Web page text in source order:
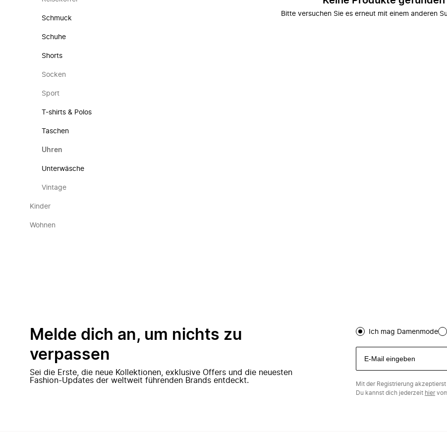
Schmuck
Schuhe
Shorts
Socken
Sport
T-shirts & Polos
Taschen
Uhren
Unterwäsche
Vintage
Kinder
Wohnen
Bitte versuchen Sie es erneut mit einem anderen
Melde dich an, um nichts zu
verpassen
Sei die Erste, die neue Kollektionen, exklusive Offers und die neuesten
Fashion-Updates der weltweit führenden Brands entdeckt.
Ich mag Damenmode
Mit der Registrierung
Du kannst dich jederzeit hier